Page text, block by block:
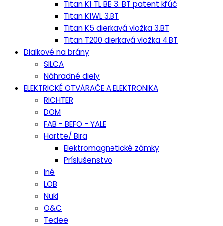
Titan K1 TL BB 3. BT patent kľúč
Titan K1WL 3.BT
Titan K5 dierkavá vložka 3.BT
Titan T200 dierkavá vložka 4.BT
Dialkové na brány
SILCA
Náhradné diely
ELEKTRICKÉ OTVÁRAČE A ELEKTRONIKA
RICHTER
DOM
FAB - BEFO - YALE
Hartte/ Bira
Elektromagnetické zámky
Príslušenstvo
Iné
LOB
Nuki
O&C
Tedee